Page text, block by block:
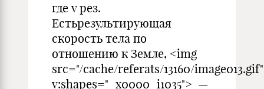
где v рез.
Естьрезультирующая
скорость тела по
отношению к Земле, <img
src="/cache/referats/13160/image013.gif"
v:shapes="_x0000_i1035"> —